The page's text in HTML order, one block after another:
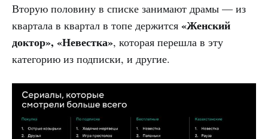
Вторую половину в списке занимают драмы — из
квартала в квартал в топе держится «Женский
доктор», «Невестка», которая перешла в эту
категорию из подписки, и другие.